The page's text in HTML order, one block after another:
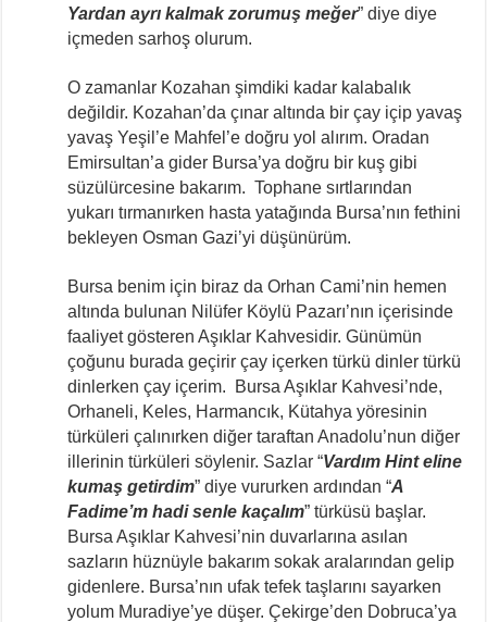
Yardan ayrı kalmak zorumuş meğer” diye diye
içmeden sarhoş olurum.
O zamanlar Kozahan şimdiki kadar kalabalık
değildir. Kozahan’da çınar altında bir çay içip yavaş
yavaş Yeşil’e Mahfel’e doğru yol alırım. Oradan
Emirsultan’a gider Bursa’ya doğru bir kuş gibi
süzülürcesine bakarım. Tophane sırtlarından
yukarı tırmanırken hasta yatağında Bursa’nın fethini
bekleyen Osman Gazi’yi düşünürüm.
Bursa benim için biraz da Orhan Cami’nin hemen
altında bulunan Nilüfer Köylü Pazarı’nın içerisinde
faaliyet gösteren Aşıklar Kahvesidir. Günümün
çoğunu burada geçirir çay içerken türkü dinler türkü
dinlerken çay içerim. Bursa Aşıklar Kahvesi’nde,
Orhaneli, Keles, Harmancık, Kütahya yöresinin
türküleri çalınırken diğer taraftan Anadolu’nun diğer
illerinin türküleri söylenir. Sazlar “Vardım Hint eline
kumaş getirdim” diye vururken ardından “A
Fadime’m hadi senle kaçalım” türküsü başlar.
Bursa Aşıklar Kahvesi’nin duvarlarına asılan
sazların hüznüyle bakarım sokak aralarından gelip
gidenlere. Bursa’nın ufak tefek taşlarını sayarken
yolum Muradiye’ye düşer. Çekirge’den Dobruca’ya